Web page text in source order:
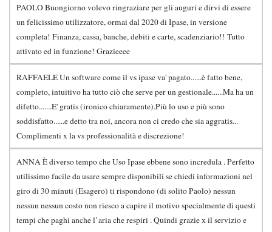
PAOLO Buongiorno volevo ringraziare per gli auguri e dirvi di essere
un felicissimo utilizzatore, ormai dal 2020 di Ipase, in versione
completa! Finanza, cassa, banche, debiti e carte, scadenziario!! Tutto
attivato ed in funzione! Grazieeee
RAFFAELE Un software come il vs ipase va' pagato......è fatto bene,
completo, intuitivo ha tutto ciò che serve per un gestionale......Ma ha un
difetto.......E' gratis (ironico chiaramente).Più lo uso e più sono
soddisfatto......e detto tra noi, ancora non ci credo che sia aggratis...
Complimenti x la vs professionalità e discrezione!
ANNA È diverso tempo che Uso Ipase ebbene sono incredula . Perfetto
utilissimo facile da usare sempre disponibili se chiedi informazioni nel
giro di 30 minuti (Esagero) ti rispondono (di solito Paolo) nessun
nessun nessun costo non riesco a capire il motivo specialmente di questi
tempi che paghi anche l’aria che respiri . Quindi grazie x il servizio e